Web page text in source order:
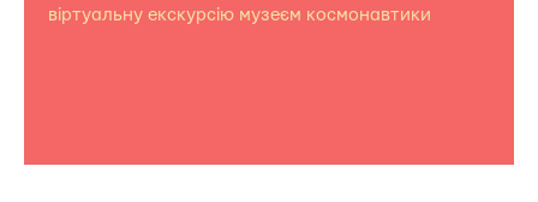
віртуальну екскурсію музеєм космонавтики